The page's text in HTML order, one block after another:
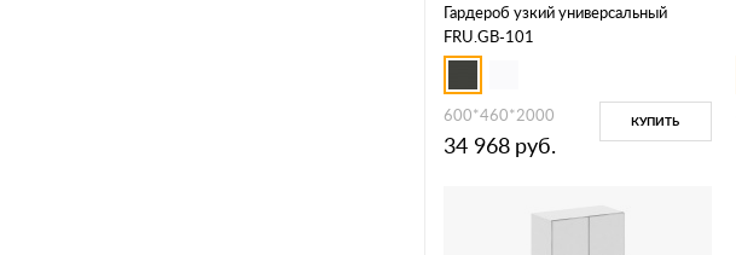
Гардероб узкий универсальный
FRU.GB-101
600*460*2000
34 968 руб.
КУПИТЬ